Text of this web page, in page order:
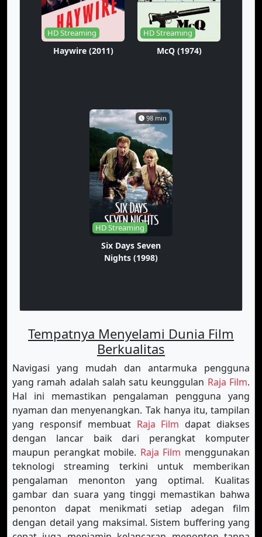
HD Streaming
Haywire (2011)
HD Streaming
McQ (1974)
98 min
HD Streaming
Six Days Seven
Nights (1998)
Tempatnya Menyelami Dunia Film
Berkualitas
Navigasi yang mudah dan antarmuka pengguna
yang ramah adalah salah satu keunggulan Raja Film.
Hal ini memastikan pengalaman pengguna yang
nyaman dan menyenangkan. Tak hanya itu, tampilan
yang responsif membuat Raja Film dapat diakses
dengan lancar baik dari perangkat komputer
maupun perangkat mobile. Raja Film menggunakan
teknologi streaming terkini untuk memberikan
pengalaman menonton yang optimal. Kualitas
gambar dan suara yang tinggi memastikan bahwa
penonton dapat menikmati setiap adegan film
dengan detail yang maksimal. Sistem buffering yang